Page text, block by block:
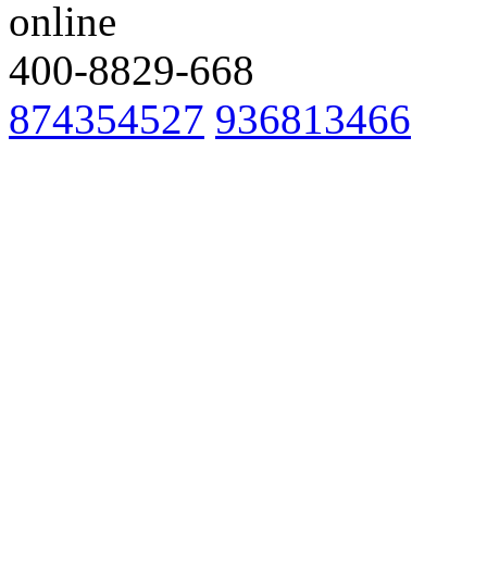
400-8829-668
874354527 936813466